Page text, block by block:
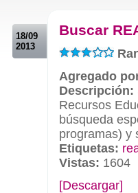
18/09
2013
Buscar
Agregado
Descripción:
Recursos
búsqueda
programas) y
Etiquetas:
Vistas: 1604
[Descargar]